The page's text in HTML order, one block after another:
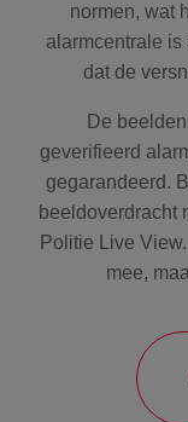
normen, wat
alarmcentrale
dat de
De
geverifieerd
gegarandeerd.
beeldoverdracht
Politie Live
mee,